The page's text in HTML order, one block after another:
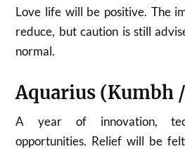
Love life will be positive. The
reduce, but caution is still
normal.
Aquarius (Kumbh
A year of innovation,
opportunities. Relief will be